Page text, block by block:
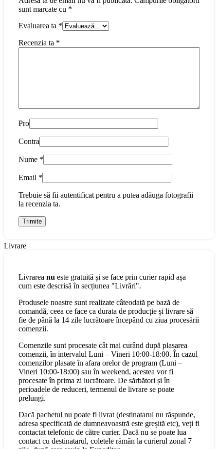
sunt marcate cu *
Evaluarea ta *
Recenzia ta *
Pro
Contra
Nume *
Email *
Trebuie să fii autentificat pentru a putea adăuga fotografii
la recenzia ta.
Livrare
Livrarea nu este gratuită și se face prin curier rapid așa
cum este descrisă în secțiunea "Livrări".
Produsele noastre sunt realizate câteodată pe bază de
comandă, ceea ce face ca durata de producție și livrare să
fie de până la 14 zile lucrătoare începând cu ziua procesării
comenzii.
Comenzile sunt procesate cât mai curând după plasarea
comenzii, în intervalul Luni – Vineri 10:00-18:00. În cazul
comenzilor plasate în afara orelor de program (Luni –
Vineri 10:00-18:00) sau în weekend, acestea vor fi
procesate în prima zi lucrătoare. De sărbători și în
perioadele de reduceri, termenul de livrare se poate
prelungi.
Dacă pachetul nu poate fi livrat (destinatarul nu răspunde,
adresa specificată de dumneavoastră este greșită etc), veți fi
contactat telefonic de către curier. Dacă nu se poate lua
contact cu destinatarul, coletele rămân la curierul zonal 7